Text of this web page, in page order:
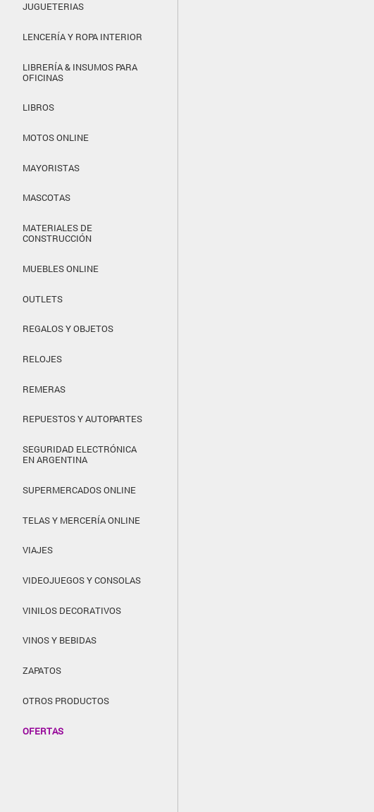
JUGUETERIAS
LENCERÍA Y ROPA INTERIOR
LIBRERÍA & INSUMOS PARA
OFICINAS
LIBROS
MOTOS ONLINE
MAYORISTAS
MASCOTAS
MATERIALES DE
CONSTRUCCIÓN
MUEBLES ONLINE
OUTLETS
REGALOS Y OBJETOS
RELOJES
REMERAS
REPUESTOS Y AUTOPARTES
SEGURIDAD ELECTRÓNICA
EN ARGENTINA
SUPERMERCADOS ONLINE
TELAS Y MERCERÍA ONLINE
VIAJES
VIDEOJUEGOS Y CONSOLAS
VINILOS DECORATIVOS
VINOS Y BEBIDAS
ZAPATOS
OTROS PRODUCTOS
OFERTAS